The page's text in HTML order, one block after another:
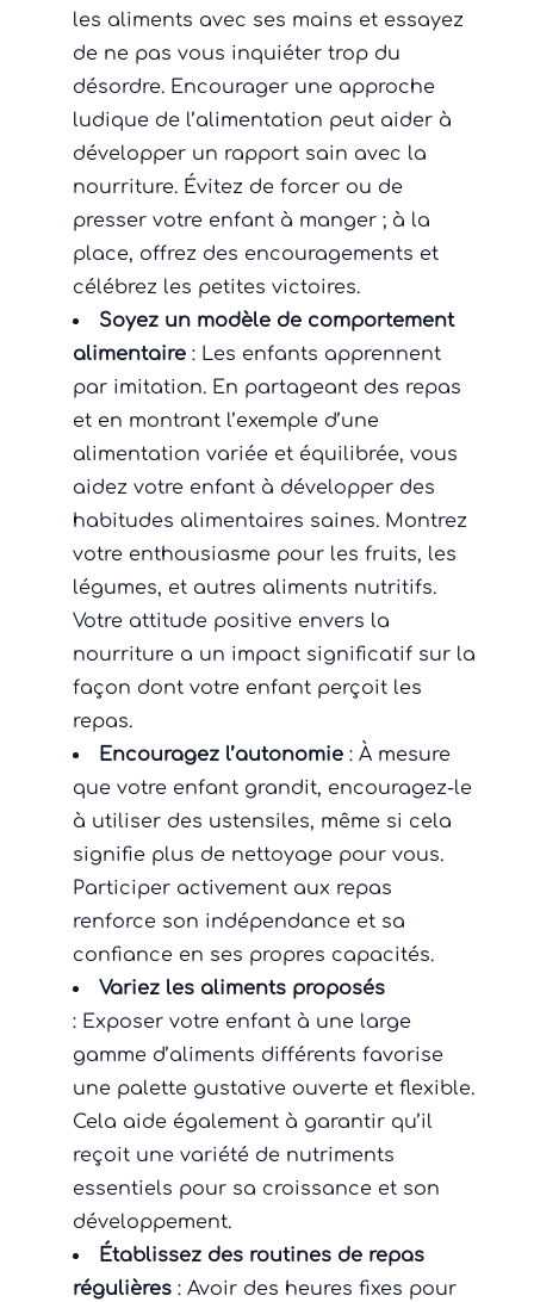
les aliments avec ses mains et essayez
de ne pas vous inquiéter trop du
désordre. Encourager une approche
ludique de l’alimentation peut aider à
développer un rapport sain avec la
nourriture. Évitez de forcer ou de
presser votre enfant à manger ; à la
place, offrez des encouragements et
célébrez les petites victoires.
Soyez un modèle de comportement
alimentaire : Les enfants apprennent
par imitation. En partageant des repas
et en montrant l’exemple d’une
alimentation variée et équilibrée, vous
aidez votre enfant à développer des
habitudes alimentaires saines. Montrez
votre enthousiasme pour les fruits, les
légumes, et autres aliments nutritifs.
Votre attitude positive envers la
nourriture a un impact significatif sur la
façon dont votre enfant perçoit les
repas.
Encouragez l’autonomie : À mesure
que votre enfant grandit, encouragez-le
à utiliser des ustensiles, même si cela
signifie plus de nettoyage pour vous.
Participer activement aux repas
renforce son indépendance et sa
confiance en ses propres capacités.
Variez les aliments proposés
: Exposer votre enfant à une large
gamme d’aliments différents favorise
une palette gustative ouverte et flexible.
Cela aide également à garantir qu’il
reçoit une variété de nutriments
essentiels pour sa croissance et son
développement.
Établissez des routines de repas
régulières : Avoir des heures fixes pour